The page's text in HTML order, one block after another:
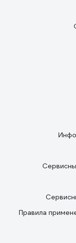
Правила